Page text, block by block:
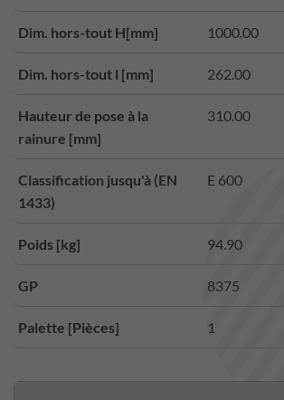
Dim. hors-tout H[mm] 1000.00
Dim. hors-tout l [mm] 262.00
Hauteur de pose à la
rainure [mm]
310.00
Classification jusqu'à (EN
1433)
E 600
Poids [kg] 94.90
GP 8375
Palette [Pièces] 1